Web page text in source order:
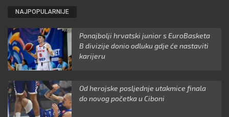
NAJPOPULARNIJE
Ponajbolji hrvatski junior s EuroBasketa
B divizije donio odluku gdje će nastaviti
karijeru
Od herojske posljednje utakmice finala
do novog početka u Ciboni